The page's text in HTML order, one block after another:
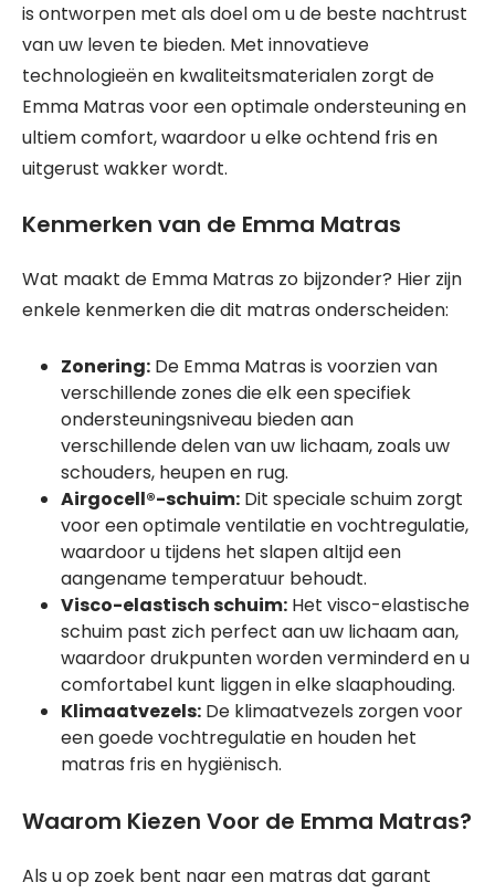
is ontworpen met als doel om u de beste nachtrust
van uw leven te bieden. Met innovatieve
technologieën en kwaliteitsmaterialen zorgt de
Emma Matras voor een optimale ondersteuning en
ultiem comfort, waardoor u elke ochtend fris en
uitgerust wakker wordt.
Kenmerken van de Emma Matras
Wat maakt de Emma Matras zo bijzonder? Hier zijn
enkele kenmerken die dit matras onderscheiden:
Zonering: De Emma Matras is voorzien van
verschillende zones die elk een specifiek
ondersteuningsniveau bieden aan
verschillende delen van uw lichaam, zoals uw
schouders, heupen en rug.
Airgocell®-schuim: Dit speciale schuim zorgt
voor een optimale ventilatie en vochtregulatie,
waardoor u tijdens het slapen altijd een
aangename temperatuur behoudt.
Visco-elastisch schuim: Het visco-elastische
schuim past zich perfect aan uw lichaam aan,
waardoor drukpunten worden verminderd en u
comfortabel kunt liggen in elke slaaphouding.
Klimaatvezels: De klimaatvezels zorgen voor
een goede vochtregulatie en houden het
matras fris en hygiënisch.
Waarom Kiezen Voor de Emma Matras?
Als u op zoek bent naar een matras dat garant